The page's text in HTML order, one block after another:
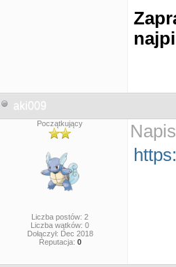
aki009
Początkujący
Liczba postów: 2
Liczba wątków: 0
Dołączył: Dec 2018
Reputacja: 0